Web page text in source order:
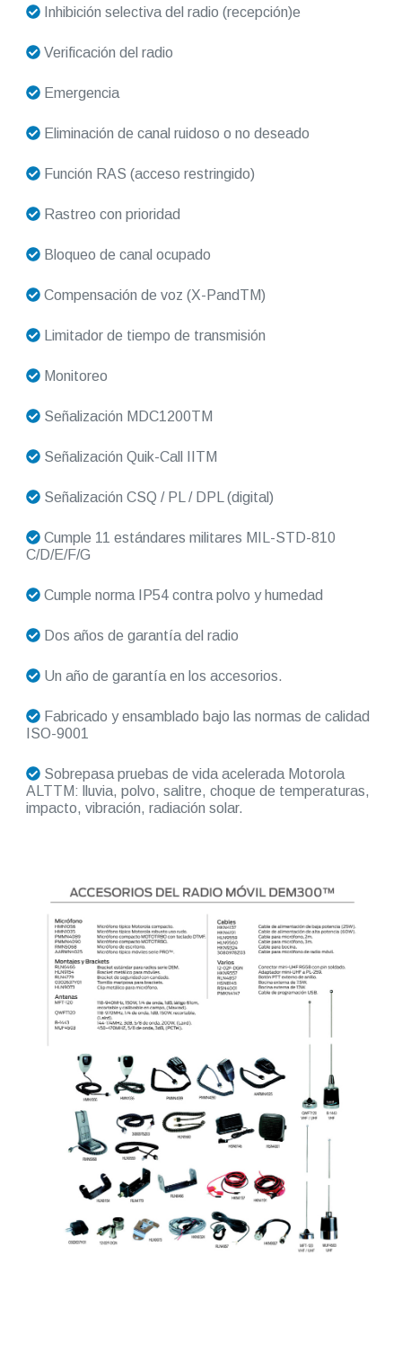
Inhibición selectiva del radio (recepción)e
Verificación del radio
Emergencia
Eliminación de canal ruidoso o no deseado
Función RAS (acceso restringido)
Rastreo con prioridad
Bloqueo de canal ocupado
Compensación de voz (X-PandTM)
Limitador de tiempo de transmisión
Monitoreo
Señalización MDC1200TM
Señalización Quik-Call IITM
Señalización CSQ / PL / DPL (digital)
Cumple 11 estándares militares MIL-STD-810
C/D/E/F/G
Cumple norma IP54 contra polvo y humedad
Dos años de garantía del radio
Un año de garantía en los accesorios.
Fabricado y ensamblado bajo las normas de calidad
ISO-9001
Sobrepasa pruebas de vida acelerada Motorola
ALTTM: lluvia, polvo, salitre, choque de temperaturas,
impacto, vibración, radiación solar.